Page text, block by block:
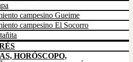
campesino Gueime
campesino El Socorro
HORÓSCOPO,